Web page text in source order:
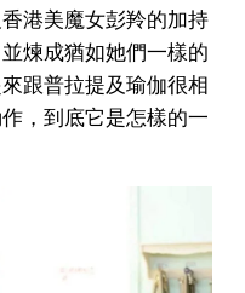
港美魔女彭羚的加持
煉成猶如她們一樣的
跟普拉提及瑜伽很相
，到底它是怎樣的一